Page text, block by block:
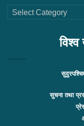
थप
लिंकहरु
सुचना तथा